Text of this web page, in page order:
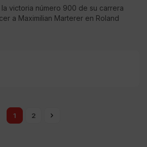
victoria número 900 de su carrera
a Maximilian Marterer en Roland
1 2